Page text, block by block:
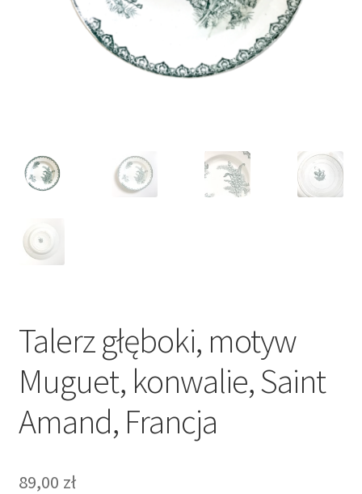
Talerz głęboki, motyw
Muguet, konwalie, Saint
Amand, Francja
89,00 zł